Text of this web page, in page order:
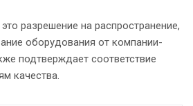
разрешение на распространение,
оборудования от компании-
подтверждает соответствие
качества.